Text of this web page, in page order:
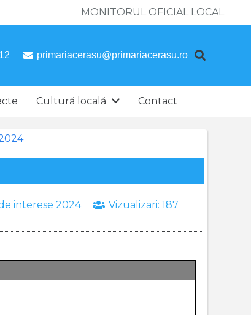
MONITORUL OFICIAL LOCAL
primariacerasu@primariacerasu.ro
Cultură locală Contact
interese 2024 Vizualizari:187